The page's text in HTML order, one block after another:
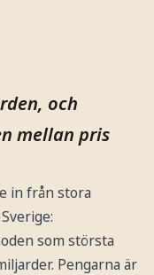
och
mellan pris
in från stora
som största
Pengarna är